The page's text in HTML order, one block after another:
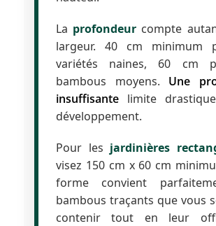
La profondeur compte
largeur. 40 cm minimum
variétés naines, 60 cm
bambous moyens. Une
insuffisante limite
développement.
Pour les jardinières
visez 150 cm x 60 cm
forme convient
bambous traçants que vous
contenir tout en leur